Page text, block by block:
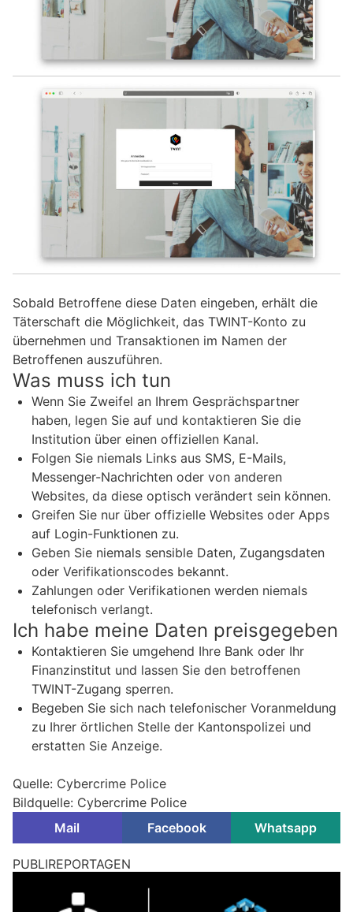
Sobald Betroffene diese Daten eingeben, erhält die
Täterschaft die Möglichkeit, das TWINT-Konto zu
übernehmen und Transaktionen im Namen der
Betroffenen auszuführen.
Was muss ich tun
Wenn Sie Zweifel an Ihrem Gesprächspartner
haben, legen Sie auf und kontaktieren Sie die
Institution über einen offiziellen Kanal.
Folgen Sie niemals Links aus SMS, E-Mails,
Messenger-Nachrichten oder von anderen
Websites, da diese optisch verändert sein können.
Greifen Sie nur über offizielle Websites oder Apps
auf Login-Funktionen zu.
Geben Sie niemals sensible Daten, Zugangsdaten
oder Verifikationscodes bekannt.
Zahlungen oder Verifikationen werden niemals
telefonisch verlangt.
Ich habe meine Daten preisgegeben
Kontaktieren Sie umgehend Ihre Bank oder Ihr
Finanzinstitut und lassen Sie den betroffenen
TWINT-Zugang sperren.
Begeben Sie sich nach telefonischer Voranmeldung
zu Ihrer örtlichen Stelle der Kantonspolizei und
erstatten Sie Anzeige.
Quelle: Cybercrime Police
Bildquelle: Cybercrime Police
Mail
Facebook Whatsapp
PUBLIREPORTAGEN